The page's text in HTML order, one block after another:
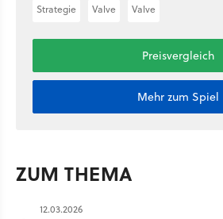
Strategie Valve Valve
Preisvergleich
Mehr zum Spiel
ZUM THEMA
12.03.2026